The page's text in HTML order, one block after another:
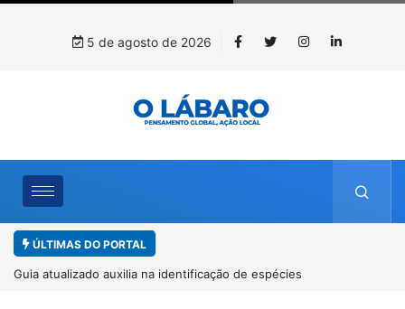
5 de agosto de 2026
ÚLTIMAS DO PORTAL
Kinross inicia rastreamento digital de 10 mil mudas usadas na